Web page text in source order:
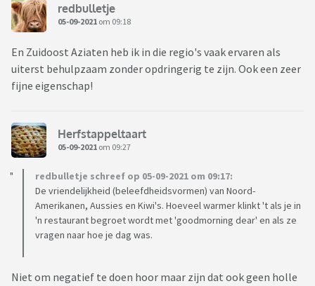
redbulletje
05-09-2021 om 09:18
En Zuidoost Aziaten heb ik in die regio's vaak ervaren als
uiterst behulpzaam zonder opdringerig te zijn. Ook een zeer
fijne eigenschap!
Herfstappeltaart
05-09-2021 om 09:27
redbulletje schreef op 05-09-2021 om 09:17:
De vriendelijkheid (beleefdheidsvormen) van Noord-
Amerikanen, Aussies en Kiwi's. Hoeveel warmer klinkt 't als je in
'n restaurant begroet wordt met 'goodmorning dear' en als ze
vragen naar hoe je dag was.
Niet om negatief te doen hoor maar zijn dat ook geen holle